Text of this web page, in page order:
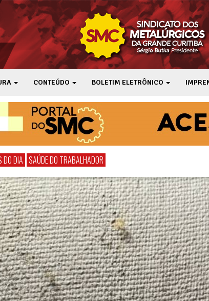
CONTEÚDO BOLETIM ELETRÔNICO
DO DIA SAÚDE DO TRABALHADOR